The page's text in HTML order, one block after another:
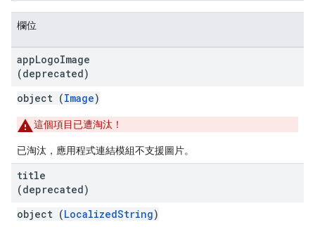
欄位
appLogoImage
(deprecated)
object (Image)
這個項目已遭淘汰！
已淘汰，應用程式連結模組不支援圖片。
title
(deprecated)
object (LocalizedString)